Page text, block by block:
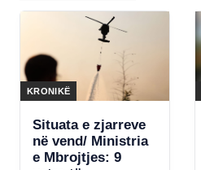
KRONIKË
Situata e zjarreve
në vend/ Ministria
e Mbrojtjes: 9